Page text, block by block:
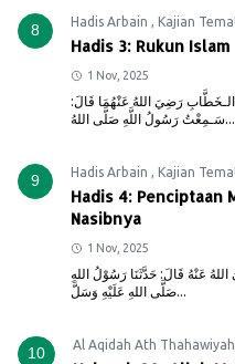
8 Hadis Arbain , Kajian
Hadis 3: Rukun Islam
1 Nov, 2025
رَضِيَ اللهُ عَنْهُمَا قَالَ:
سَـمِعْتُ رَسُولُ اللَّهِ صَلَّى اللهُ...
9 Hadis Arbain , Kajian
Hadis 4: Penciptaan
Nasibnya
1 Nov, 2025
عَنْهُ قَالَ: حَدَّثَنَا رَسُوْلُ اللهِ
صَلَّى اللهِ عَلَيْهِ وَسَلَّ...
10 Al Aqidah Ath Thahawiyah